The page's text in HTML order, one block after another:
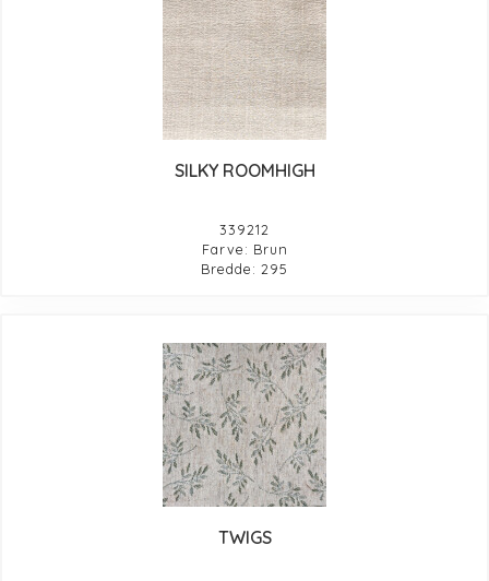
SILKY ROOMHIGH
339212
Farve: Brun
Bredde: 295
TWIGS